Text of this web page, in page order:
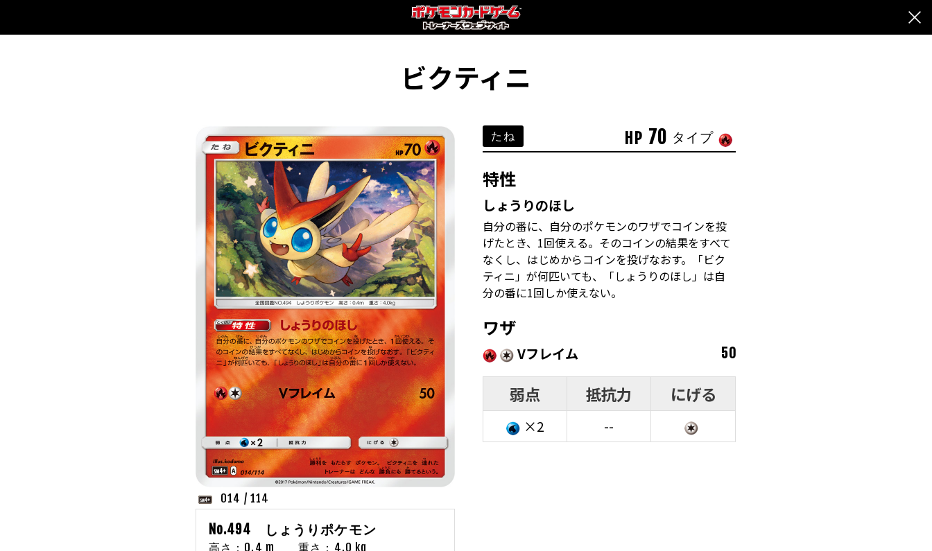
ビクティニ
014 / 114
No.494 しょうりポケモン
高さ：0.4 m 重さ：4.0 kg
たね HP 70 タイプ
特性
しょうりのほし
自分の番に、自分のポケモンのワザでコインを投
げたとき、1回使える。そのコインの結果をすべて
なくし、はじめからコインを投げなおす。「ビク
ティニ」が何匹いても、「しょうりのほし」は自
分の番に1回しか使えない。
ワザ
Vフレイム 50
弱点 抵抗力 にげる
×2 --